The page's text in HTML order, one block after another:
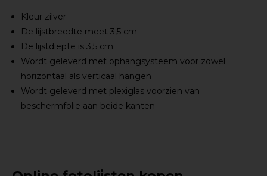
Kleur zilver
De lijstbreedte meet 3,5 cm
De lijstdiepte is 3,5 cm
Wordt geleverd met ophangsysteem voor zowel
horizontaal als verticaal hangen
Wordt geleverd met plexiglas voorzien van
beschermfolie aan beide kanten